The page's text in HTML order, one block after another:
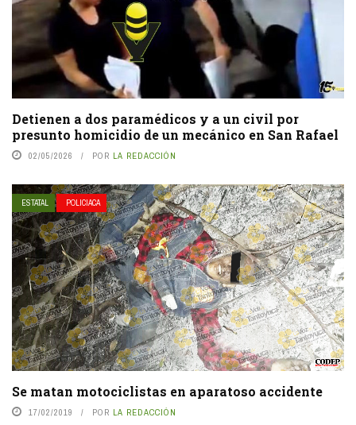
Detienen a dos paramédicos y a un civil por
presunto homicidio de un mecánico en San Rafael
02/05/2026 POR LA REDACCIÓN
ESTATAL POLICIACA
Se matan motociclistas en aparatoso accidente
17/02/2019 POR LA REDACCIÓN